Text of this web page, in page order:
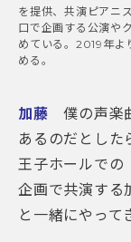
を提供、共演ピアニ
口で企画する公演や
めている。2019年よ
める。
加藤 僕の声楽
あるのだとした
王子ホールでの
企画で共演する
と一緒にやって